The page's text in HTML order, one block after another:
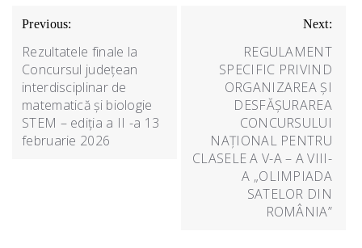
Navigare
în
articole
Previous:
Rezultatele finale la
Concursul județean
interdisciplinar de
matematică și biologie
STEM – ediția a II -a 13
februarie 2026
Next:
REGULAMENT
SPECIFIC PRIVIND
ORGANIZAREA ȘI
DESFĂȘURAREA
CONCURSULUI
NAȚIONAL PENTRU
CLASELE A V-A – A VIII-
A „OLIMPIADA
SATELOR DIN
ROMÂNIA”